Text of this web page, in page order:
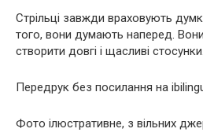
Стрільці завжди враховують
того, вони думають наперед.
створити довгі і щасливі стосунки.
Передрук без посилання на
Фото ілюстративне, з вільних